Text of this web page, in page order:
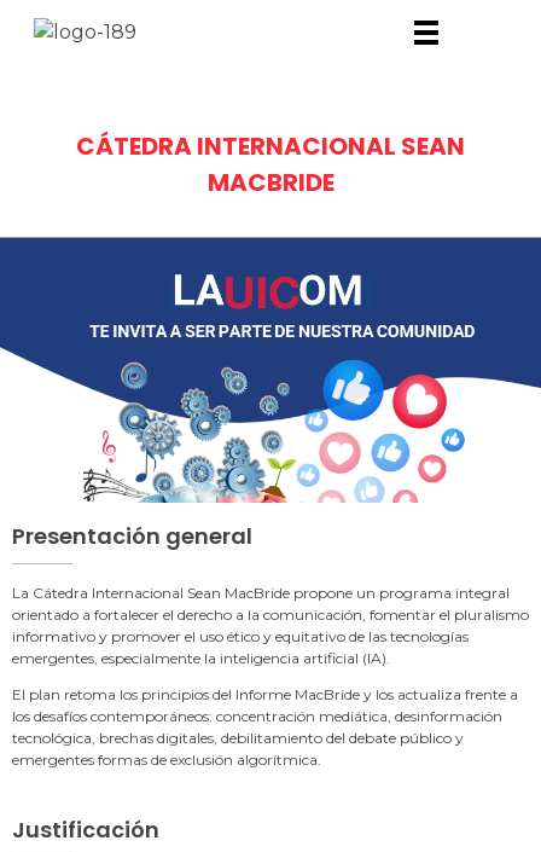
CÁTEDRA INTERNACIONAL SEAN
MACBRIDE
Presentación general
La Cátedra Internacional Sean MacBride propone un programa integral
orientado a fortalecer el derecho a la comunicación, fomentar el pluralismo
informativo y promover el uso ético y equitativo de las tecnologías
emergentes, especialmente la inteligencia artificial (IA).
El plan retoma los principios del Informe MacBride y los actualiza frente a
los desafíos contemporáneos: concentración mediática, desinformación
tecnológica, brechas digitales, debilitamiento del debate público y
emergentes formas de exclusión algorítmica.
Justificación